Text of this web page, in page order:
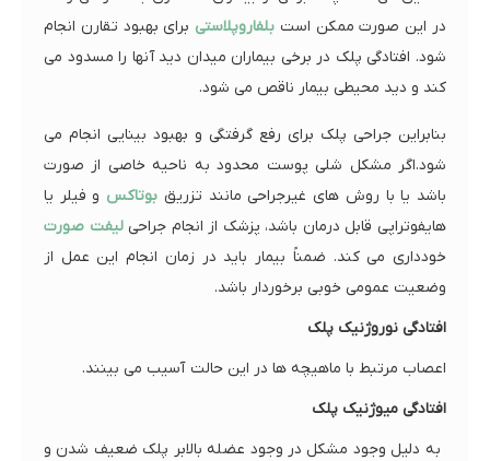
در این صورت ممکن است بلفاروپلاستی برای بهبود تقارن انجام
شود. افتادگی پلک در برخی بیماران میدان دید آنها را مسدود می
کند و دید محیطی بیمار ناقص می شود.
بنابراین جراحی پلک برای رفع گرفتگی و بهبود بینایی انجام می
شود.اگر مشکل شلی پوست محدود به ناحیه خاصی از صورت
باشد یا با روش های غیرجراحی مانند تزریق بوتاکس و فیلر یا
هایفوتراپی قابل درمان باشد، پزشک از انجام جراحیلیفت صورت
خودداری می کند. ضمناً بیمار باید در زمان انجام این عمل از
وضعیت عمومی خوبی برخوردار باشد.
افتادگی نوروژنیک پلک
اعصاب مرتبط با ماهیچه ها در این حالت آسیب می بینند.
افتادگی میوژنیک پلک
به دلیل وجود مشکل در وجود عضله بالابر پلک ضعیف شدن و